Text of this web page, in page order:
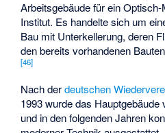
Arbeitsgebäude für ein
Institut. Es handelte sich um
Bau mit Unterkellerung, deren
den bereits vorhandenen
[46]
Nach derdeutschen
1993 wurde das Hauptgebäude
und in den folgenden Jahren